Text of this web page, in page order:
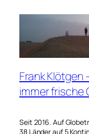
Frank Klötgen
immer frische
Seit 2016. Auf
38 Länder auf 5